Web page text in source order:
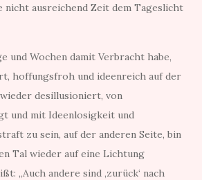
nicht ausreichend Zeit dem Tageslicht
und Wochen damit Verbracht habe,
hoffungsfroh und ideenreich auf der
desillusioniert, von
und mit Ideenlosigkeit und
zu sein, auf der anderen Seite, bin
Tal wieder auf eine Lichtung
„Auch andere sind ‚zurück‘ nach